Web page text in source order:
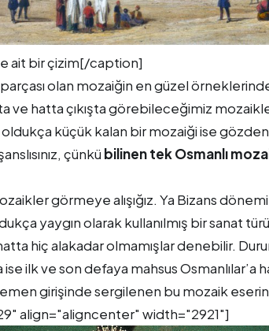
ait bir çizim[/caption]
parçası olan mozaiğin en güzel
ve hatta çıkışta görebileceğimiz
küçük kalan bir mozaiği ise gözden
çünkü bilinen tek Osmanlı
görmeye alışığız. Ya Bizans
yaygın olarak kullanılmış bir sanat
hiç alakadar olmamışlar denebilir.
ise ilk ve son defaya mahsus Osmanlılar’a
girişinde sergilenen bu mozaik
align="aligncenter" width="2921"]